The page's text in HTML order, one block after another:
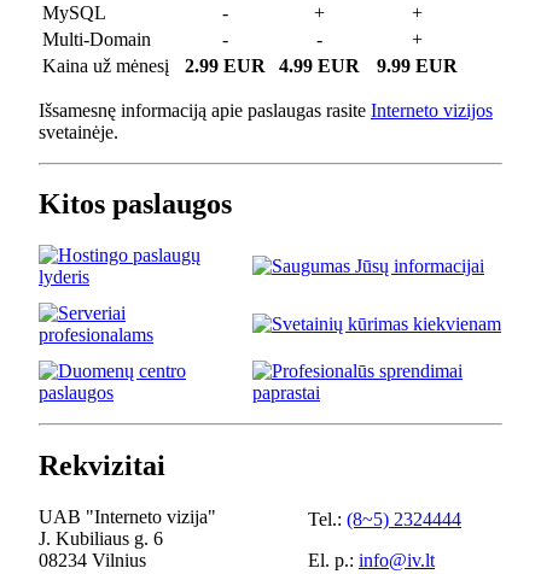
MySQL
- +
+
Multi-Domain
- -
+
Kaina už mėnesį
2.99 EUR 4.99 EUR 9.99 EUR
Išsamesnę informaciją apie paslaugas rasite Interneto vizijos
svetainėje.
Kitos paslaugos
Rekvizitai
UAB "Interneto vizija"
J. Kubiliaus g. 6
08234 Vilnius
Tel.: (8~5) 2324444
El. p.: info@iv.lt